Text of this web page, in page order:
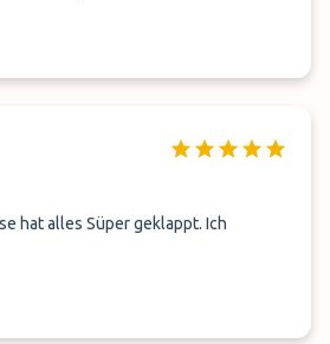
hat alles Süper geklappt. Ich